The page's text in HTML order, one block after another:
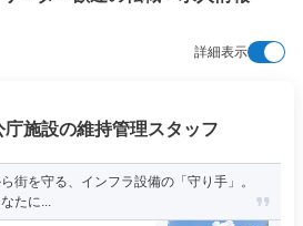
詳細表示
施設の維持管理スタッフ
街を守る、インフラ設備の「守り手」。
たに...